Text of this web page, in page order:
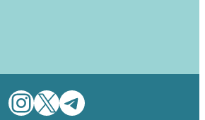
Instagram
X Telegram